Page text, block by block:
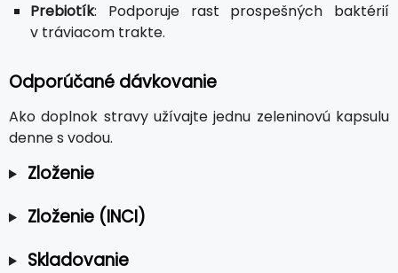
Prebiotík: Podporuje rast prospešných baktérií
v tráviacom trakte.
Odporúčané dávkovanie
Ako doplnok stravy užívajte jednu zeleninovú kapsulu
denne s vodou.
Zloženie
Zloženie (INCI)
Skladovanie